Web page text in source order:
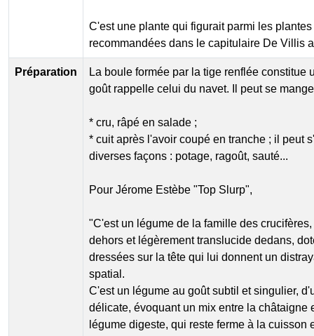
C'est une plante qui figurait parmi les
recommandées dans le capitulaire De Villis
Préparation
La boule formée par la tige renflée constitue
goût rappelle celui du navet. Il peut se
* cru, râpé en salade ;
* cuit après l'avoir coupé en tranche ; il peut
diverses façons : potage, ragoût, sauté...
Pour Jérome Estèbe "Top Slurp",
"C'est un légume de la famille des
dehors et légèrement translucide dedans,
dressées sur la tête qui lui donnent un
spatial.
C'est un légume au goût subtil et singulier,
délicate, évoquant un mix entre la châtaigne
légume digeste, qui reste ferme à la cuisson